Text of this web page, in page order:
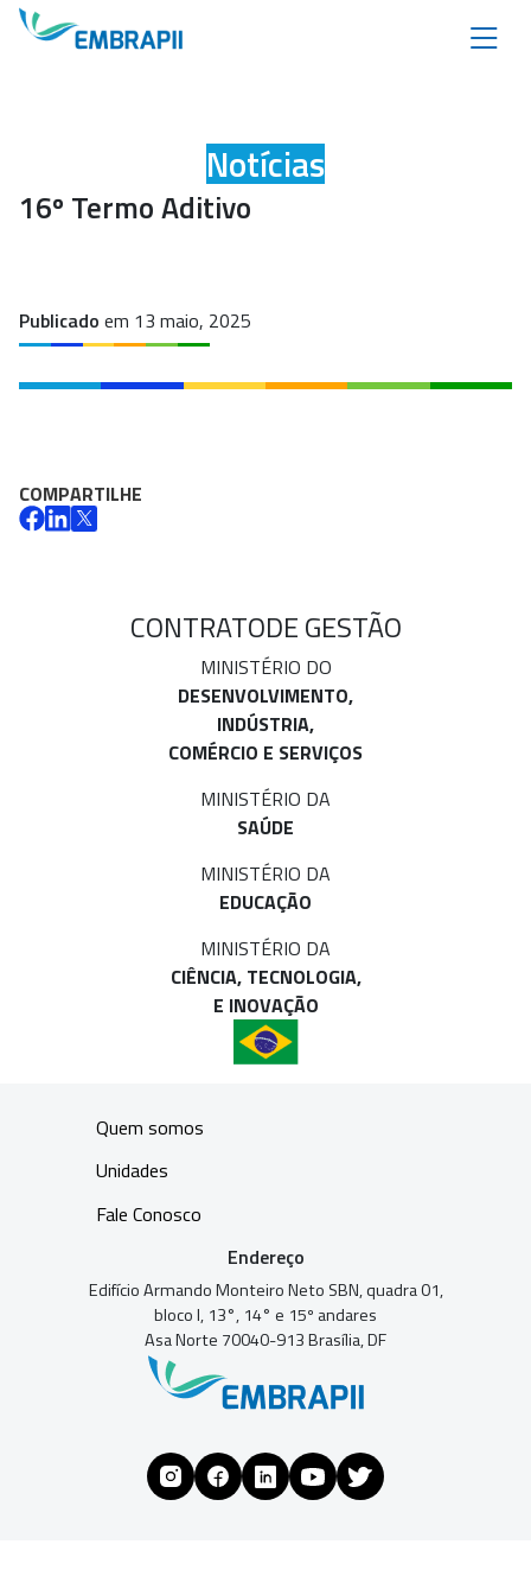
Notícias
16º Termo Aditivo
Publicado em 13 maio, 2025
COMPARTILHE
CONTRATODE GESTÃO
MINISTÉRIO DO
DESENVOLVIMENTO,
INDÚSTRIA,
COMÉRCIO E SERVIÇOS
MINISTÉRIO DA
SAÚDE
MINISTÉRIO DA
EDUCAÇÃO
MINISTÉRIO DA
CIÊNCIA, TECNOLOGIA,
E INOVAÇÃO
Quem somos
Unidades
Fale Conosco
Endereço
Edifício Armando Monteiro Neto SBN, quadra 01,
bloco I, 13°, 14° e 15º andares
Asa Norte 70040-913 Brasília, DF